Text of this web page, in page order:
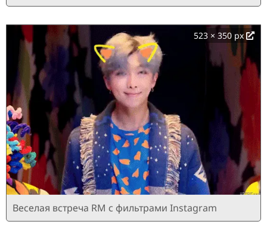
523 × 350 px
Веселая встреча RM с фильтрами Instagram